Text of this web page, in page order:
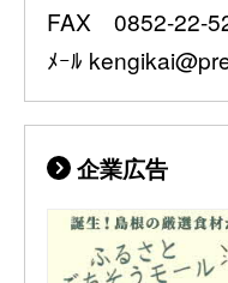
FAX 0852-22-
ﾒｰﾙ
企業広告